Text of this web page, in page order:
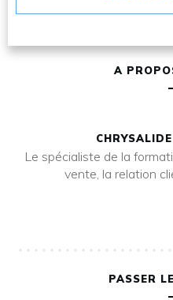
A
Le spécialiste de la
vente, la relation
PASSER